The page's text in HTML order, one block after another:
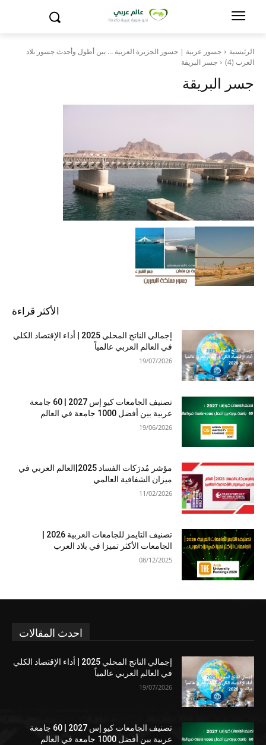
الرئيسية
جسور عربية | جسور الجزيرة العربية … بين أطول وأحدث جسور بلاد
العرب (4)
جسر البريقة
جسر البريقة
الأكثر قراءة
إجمالي الناتج المحلي 2025 | أداء الإقتصاد الكلي
في العالم العربي عالمياً
19/07/2026
تصنيف الجامعات كيو إس 2027 | 60 جامعة
عربية بين أفضل 1000 جامعة في العالم
19/06/2026
مؤشر مُدرَكات الفساد 2025|العالم العربي في
ميزان الشفافية العالمي
11/02/2026
الجامعات الأكثر تميزا في بلاد العرب
08/12/2025
احدث المقالات
إجمالي الناتج المحلي 2025 | أداء الإقتصاد الكلي
في العالم العربي عالمياً
19/07/2026
تصنيف الجامعات كيو إس 2027 | 60 جامعة
عربية بين أفضل 1000 جامعة في العالم